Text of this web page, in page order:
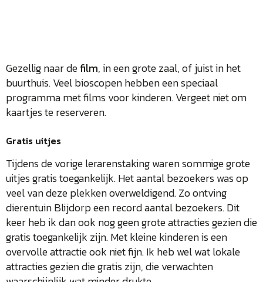
Gezellig naar defilm, in een grote zaal, of juist in het
buurthuis. Veel bioscopen hebben een speciaal
programma met films voor kinderen. Vergeet niet om
kaartjes te reserveren.
Gratis uitjes
Tijdens de vorige lerarenstaking waren sommige grote
uitjes gratis toegankelijk. Het aantal bezoekers was op
veel van deze plekken overweldigend. Zo ontving
dierentuin Blijdorp een record aantal bezoekers. Dit
keer heb ik dan ook nog geen grote attracties gezien die
gratis toegankelijk zijn. Met kleine kinderen is een
overvolle attractie ook niet fijn. Ik heb wel wat lokale
attracties gezien die gratis zijn, die verwachten